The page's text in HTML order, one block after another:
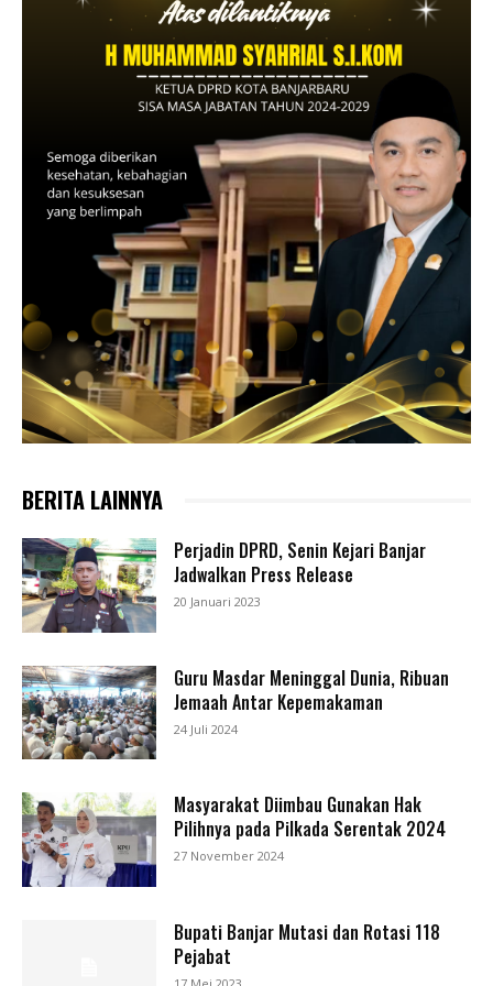
BERITA LAINNYA
Perjadin DPRD, Senin Kejari Banjar
Jadwalkan Press Release
20 Januari 2023
Guru Masdar Meninggal Dunia, Ribuan
Jemaah Antar Kepemakaman
24 Juli 2024
Masyarakat Diimbau Gunakan Hak
Pilihnya pada Pilkada Serentak 2024
27 November 2024
Bupati Banjar Mutasi dan Rotasi 118
Pejabat